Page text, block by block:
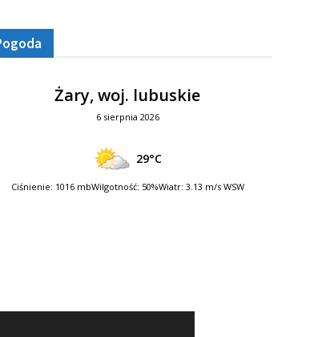
Żary, woj. lubuskie
6 sierpnia 2026
29°C
Ciśnienie: 1016 mbWilgotność: 50%Wiatr: 3.13 m/s WSW